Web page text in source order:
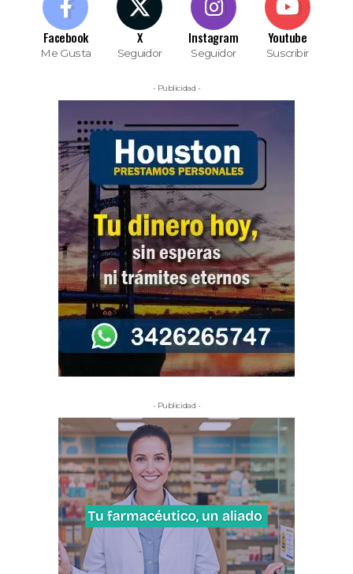
Facebook
Me Gusta
X
Seguidor
Instagram
Seguidor
Youtube
Suscribir
- Publicidad -
- Publicidad -